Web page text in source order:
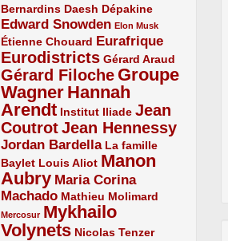
Bernardins
2/5 Daesh
2/5 Dépakine
2/5
Edward Snowden
3/5 Elon Musk
1/5
Étienne Chouard
2/5 Eurafrique
3/5
Eurodistricts
4/5 Gérard Araud
2/5
Gérard Filoche
4/5
Groupe
Wagner
5/5
Hannah
Arendt
5/5 Institut Iliade
2/5
Jean
Coutrot
4/5 Jean Hennessy
4/5
Jordan Bardella
3/5
La famille
Baylet
2/5 Louis Aliot
2/5
Manon
Aubry
5/5
Maria Corina
Machado
3/5 Mathieu Molimard
2/5
Mercosur
1/5
Mykhailo
Volynets
5/5 Nicolas Tenzer
2/5